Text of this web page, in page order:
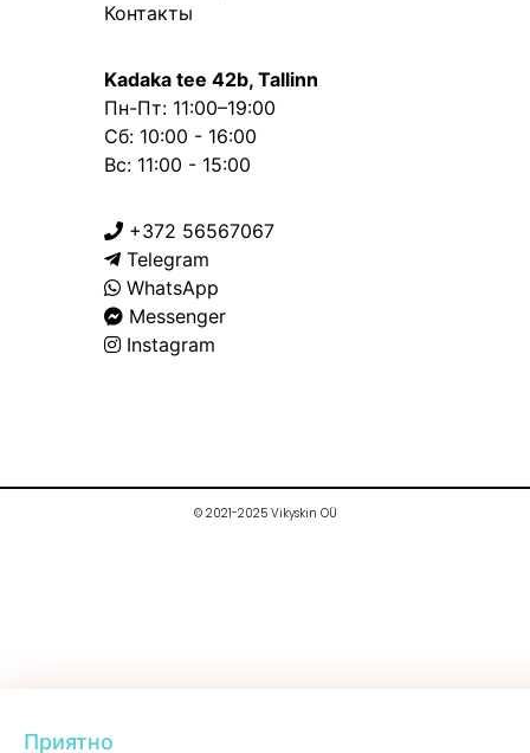
Приятно
Контакты
Kadaka tee 42b, Tallinn
Пн-Пт: 11:00–19:00
Сб: 10:00 - 16:00
Вс: 11:00 - 15:00
+372 56567067
Telegram
WhatsApp
Messenger
Instagram
© 2021-2025 Vikyskin OÜ